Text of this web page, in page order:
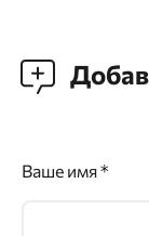
Ваше имя*